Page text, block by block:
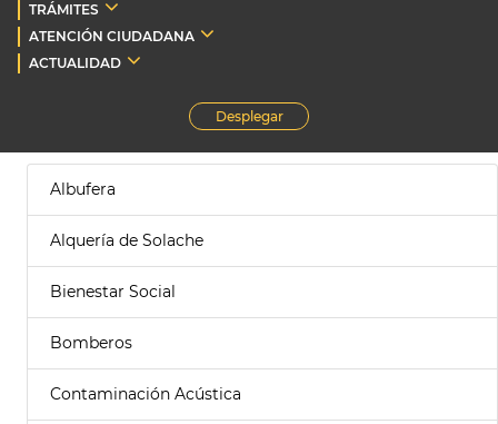
TRÁMITES
ATENCIÓN CIUDADANA
ACTUALIDAD
Desplegar
Albufera
Alquería de Solache
Bienestar Social
Bomberos
Contaminación Acústica